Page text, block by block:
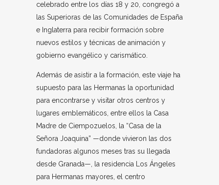
celebrado entre los días 18 y 20, congregó a
las Superioras de las Comunidades de España
e Inglaterra para recibir formación sobre
nuevos estilos y técnicas de animación y
gobierno evangélico y carismático.
Además de asistir a la formación, este viaje ha
supuesto para las Hermanas la oportunidad
para encontrarse y visitar otros centros y
lugares emblemáticos, entre ellos la Casa
Madre de Ciempozuelos, la “Casa de la
Señora Joaquina” —donde vivieron las dos
fundadoras algunos meses tras su llegada
desde Granada—, la residencia Los Ángeles
para Hermanas mayores, el centro